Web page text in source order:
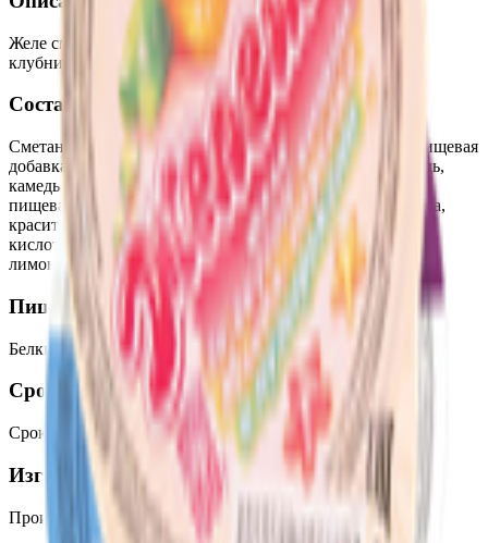
Желе сметанное с массовой долей жира 15% со вкусом
клубники.
Состав
Сметана, вода питьевая, сахар, желатин, комплексная пищевая
добавка( желатин пищевой, загустители: гуаровая камедь,
камедь рожкового дерева), ароматизатор, комплексная
пищевая добавка- краситель Михромовый Красный( вода,
красители, кармины, онкато экстракты, регулятор
кислотности: гидроксид калия), регулятор кислотности:
лимонная кислота, консервант: сорбат калия.
Пищевая ценность на 100г
Белки : 2.1 Жиры:15 Углеводы :20.2Калории
Срок годности
Срок годности 1 месяц
Изготовитель
Производитель:
ОАО «Минский молочный завод №1»